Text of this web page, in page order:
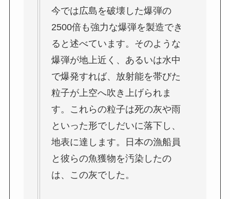
今では広島を破壊した爆弾の
2500倍も強力な爆弾を製造でき
ると述べています。そのような
爆弾が地上近く、あるいは水中
で爆発すれば、放射能を帯びた
粒子が上空へ吹き上げられま
す。これらの粒子は死の灰や雨
といった形でしだいに落下し、
地表に達します。日本の漁船員
と彼らの魚獲物を汚染したの
は、この灰でした。